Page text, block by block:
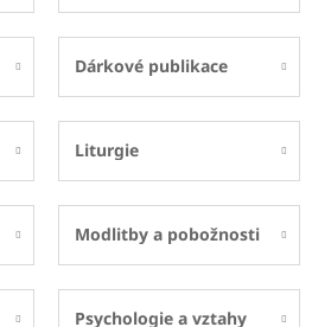
Dárkové publikace
Liturgie
Modlitby a pobožnosti
Psychologie a vztahy